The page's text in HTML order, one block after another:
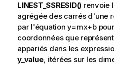
LINEST_SSRESID() renvoie
agrégée des carrés d'une
par l'équationy=mx+b
coordonnées que
appariés dans les
y_value, itérées sur les